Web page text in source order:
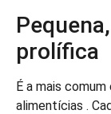
prolífica
É a mais
alimentícias .